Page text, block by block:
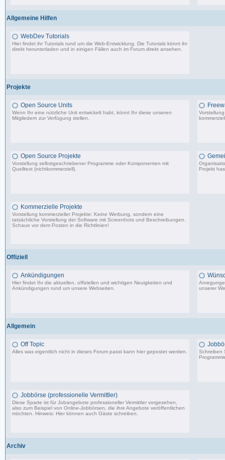
Allgemeine Hilfen
WebDev Tutorials
Hier findet ihr Tutorials rund um die Web-Entwicklung. Die Tutorials könnt ihr
direkt herunterladen und in einigen Fällen auch im Forum direkt ansehen.
Projekte
Open Source Units
Wenn Ihr eine nützliche Unit entwickelt habt, könnt Ihr diese unseren
Mitgliedern zur Verfügung stellen.
Open Source Projekte
Vorstellung selbstgeschriebener Programme oder Komponenten mit
Quelltext (nichtkommerziell).
Projekt
Kommerzielle Projekte
Vorstellung kommerzieller Projekte: Keine Werbung, sondern eine
tatsächliche Vorstellung der Software mit Screenhots und Beschreibungen.
Schaue vor dem Posten in die Richtlinien!
Offiziell
Ankündigungen
Hier findet Ihr die aktuellen, offiziellen und wichtigen Neuigkeiten und
Ankündigungen rund um unsere Webseiten.
unserer
Allgemein
Off Topic
Alles was eigentlich nicht in dieses Forum passt kann hier gepostet werden.
Schreiben
Jobbörse (professionelle Vermittler)
Diese Sparte ist für Jobangebote professioneller Vermittler vorgesehen,
also zum Beispiel von Online-Jobbörsen, die ihre Angebote veröffentlichen
möchten. Hinweis: Hier können auch Gäste schreiben.
Archiv